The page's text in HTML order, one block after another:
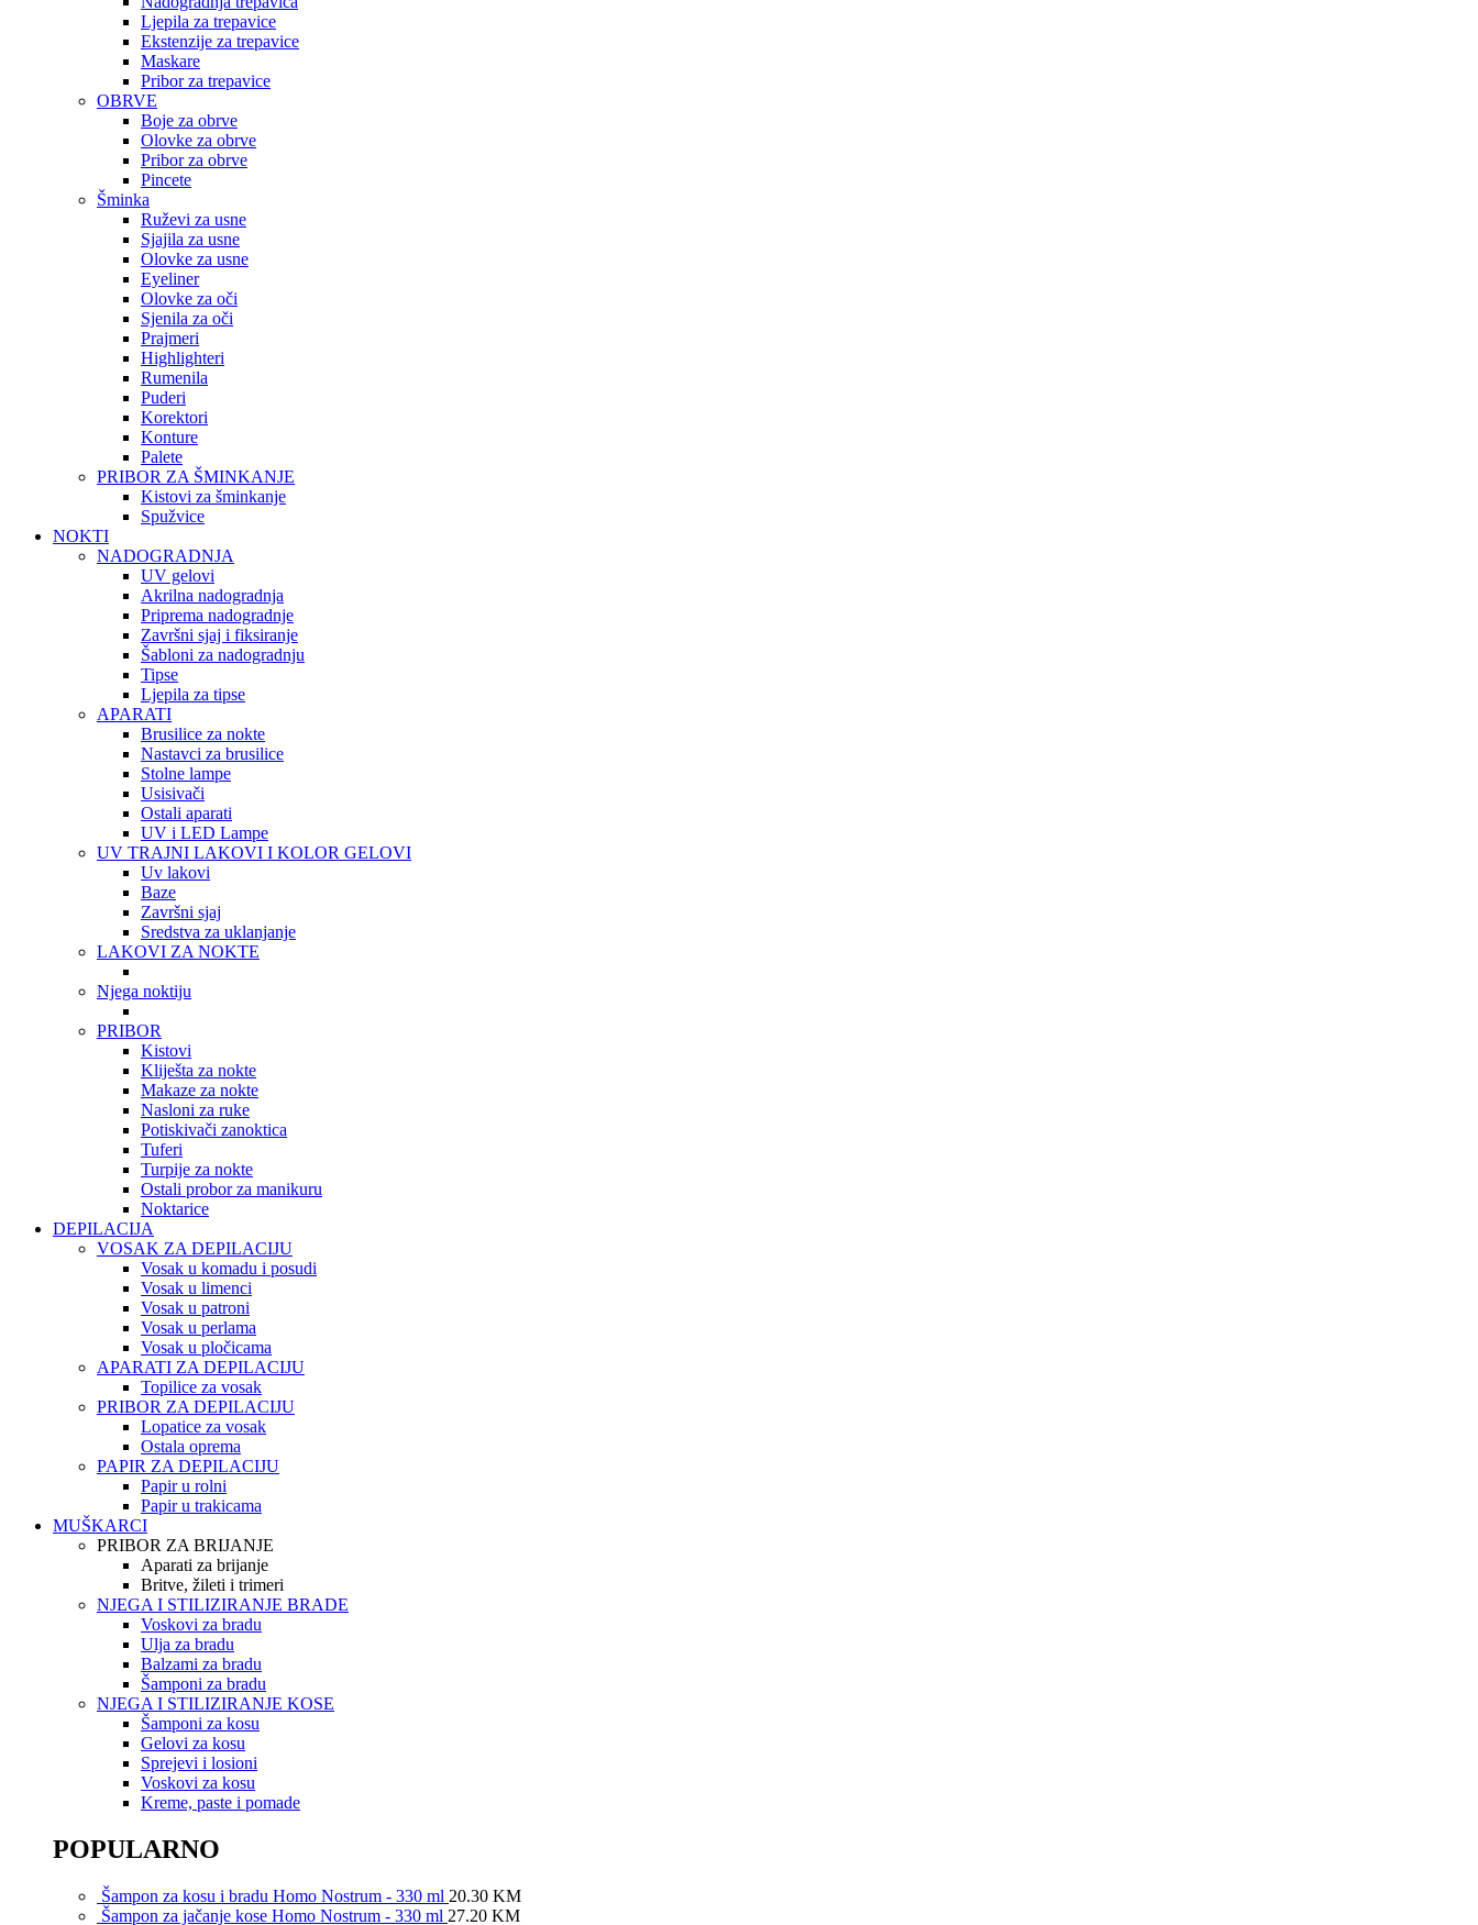
Ljepila za trepavice
Ekstenzije za trepavice
Maskare
Pribor za trepavice
OBRVE
Boje za obrve
Olovke za obrve
Pribor za obrve
Pincete
Šminka
Ruževi za usne
Sjajila za usne
Olovke za usne
Eyeliner
Olovke za oči
Sjenila za oči
Prajmeri
Highlighteri
Rumenila
Puderi
Korektori
Konture
Palete
PRIBOR ZA ŠMINKANJE
Kistovi za šminkanje
Spužvice
NOKTI
NADOGRADNJA
UV gelovi
Akrilna nadogradnja
Priprema nadogradnje
Završni sjaj i fiksiranje
Šabloni za nadogradnju
Tipse
Ljepila za tipse
APARATI
Brusilice za nokte
Nastavci za brusilice
Stolne lampe
Usisivači
Ostali aparati
UV i LED Lampe
UV TRAJNI LAKOVI I KOLOR GELOVI
Uv lakovi
Baze
Završni sjaj
Sredstva za uklanjanje
LAKOVI ZA NOKTE
Njega noktiju
PRIBOR
Kistovi
Kliješta za nokte
Makaze za nokte
Nasloni za ruke
Potiskivači zanoktica
Tuferi
Turpije za nokte
Ostali probor za manikuru
Noktarice
DEPILACIJA
VOSAK ZA DEPILACIJU
Vosak u komadu i posudi
Vosak u limenci
Vosak u patroni
Vosak u perlama
Vosak u pločicama
APARATI ZA DEPILACIJU
Topilice za vosak
PRIBOR ZA DEPILACIJU
Lopatice za vosak
Ostala oprema
PAPIR ZA DEPILACIJU
Papir u rolni
Papir u trakicama
MUŠKARCI
PRIBOR ZA BRIJANJE
Aparati za brijanje
Britve, žileti i trimeri
NJEGA I STILIZIRANJE BRADE
Voskovi za bradu
Ulja za bradu
Balzami za bradu
Šamponi za bradu
NJEGA I STILIZIRANJE KOSE
Šamponi za kosu
Gelovi za kosu
Sprejevi i losioni
Voskovi za kosu
Kreme, paste i pomade
POPULARNO
Šampon za kosu i bradu Homo Nostrum - 330 ml 20.30 KM
Šampon za jačanje kose Homo Nostrum - 330 ml 27.20 KM